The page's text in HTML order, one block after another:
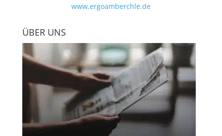
www.ergoamberchle.de
ÜBER UNS